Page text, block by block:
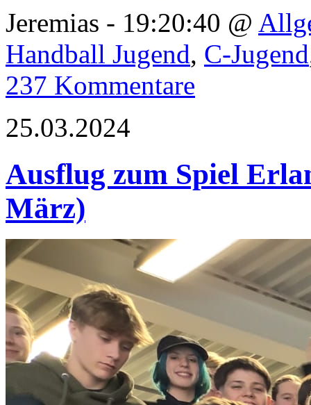
Jeremias - 19:20:40 @
Handball Jugend, C-Jugend
237 Kommentare
25.03.2024
Ausflug zum Spiel
März)